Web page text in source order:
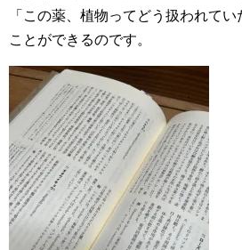
「この薬、植物ってどう扱われて
ことができるのです。